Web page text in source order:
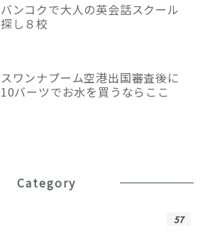
バンコクで大人の英会話スクール
探し８校
スワンナプーム空港出国審査後に
10バーツでお水を買うならここ
Category
57